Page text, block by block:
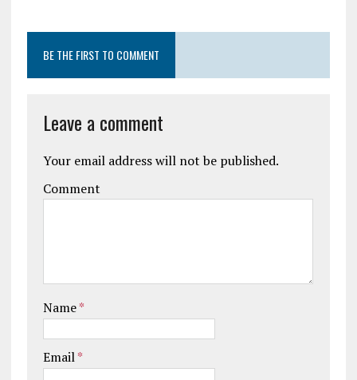
BE THE FIRST TO COMMENT
Leave a comment
Your email address will not be published.
Comment
Name*
Email*